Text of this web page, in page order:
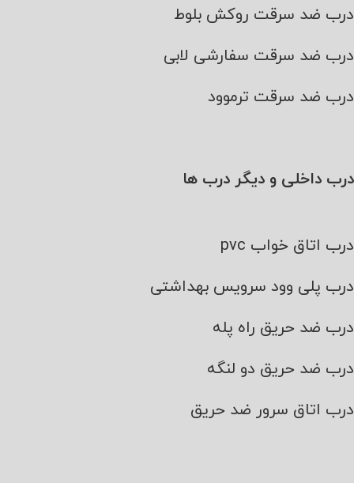
درب ضد سرقت روکش بلوط
درب ضد سرقت سفارشی لابی
درب ضد سرقت ترموود
درب داخلی و دیگر درب ها
درب اتاق خواب pvc
درب پلی وود سرویس بهداشتی
درب ضد حریق راه پله
درب ضد حریق دو لنگه
درب اتاق سرور ضد حریق